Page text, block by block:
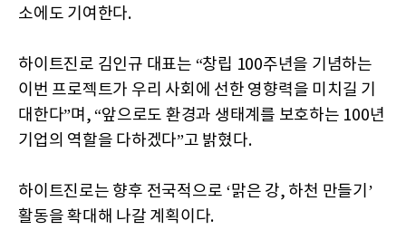
소에도 기여한다.
하이트진로 김인규 대표는 “창립 100주년을 기념하는
이번 프로젝트가 우리 사회에 선한 영향력을 미치길 기
대한다”며, “앞으로도 환경과 생태계를 보호하는 100년
기업의 역할을 다하겠다”고 밝혔다.
하이트진로는 향후 전국적으로 ‘맑은 강, 하천 만들기’
활동을 확대해 나갈 계획이다.